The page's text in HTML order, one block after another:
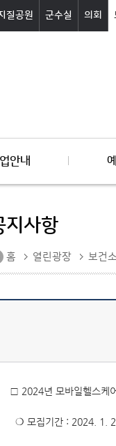
질공원 군수실 의회
안내
지사항
홈 열린광장 보건
□ 2024년 모바일헬스케
❍ 모집기간 : 2024. 1.